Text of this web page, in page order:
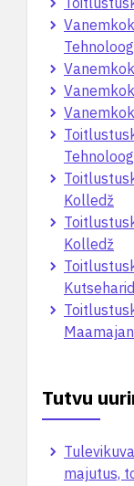
Kolledž
Kolledž
Tutvu
majutus,